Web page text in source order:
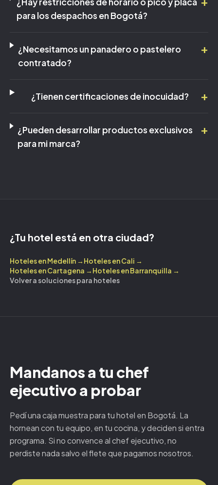
para los despachos en Bogotá?
¿Necesitamos un panadero o pastelero
contratado?
+
¿Tienen certificaciones de inocuidad? +
¿Pueden desarrollar productos exclusivos
para mi marca?
+
¿Tu hotel está en otra ciudad?
Hoteles enMedellín → Hoteles enCali →
Hoteles enCartagena → Hoteles enBarranquilla →
Volver a soluciones para hoteles
Mandanos a tu chef
ejecutivo a probar
Pedí una caja muestra para tu hotel en Bogotá. La
hornean con tu equipo, en tu cocina, y deciden si entra
programa. Si no convence al chef ejecutivo, no
perdiste nada salvo el flete que pagamos nosotros.